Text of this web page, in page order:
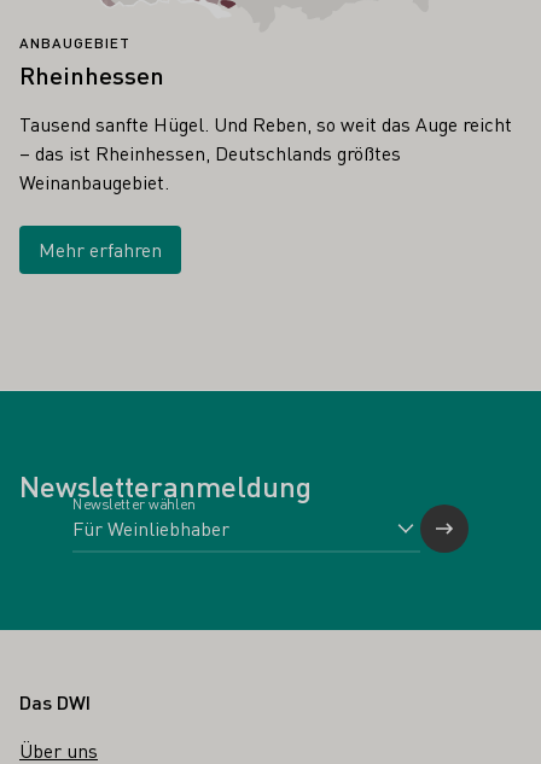
ANBAUGEBIET
Rheinhessen
Tausend sanfte Hügel. Und Reben, so weit das Auge reicht
– das ist Rheinhessen, Deutschlands größtes
Weinanbaugebiet.
Mehr erfahren
Newsletteranmeldung
Newsletter wählen
Fußbereich
Das DWI
Über uns